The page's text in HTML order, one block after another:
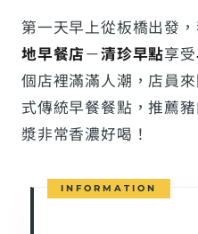
第一天早上從板橋出發
地早餐店－清珍早點享受
個店裡滿滿人潮，店員來
式傳統早餐餐點，推薦
漿非常香濃好喝！